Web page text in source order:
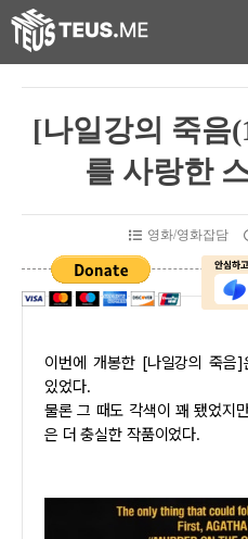
[나일강의 죽음
를 사랑한
영화/영화잡담
이번에 개봉한 [나일강의 죽
있었다.
물론 그 때도 각색이 꽤 됐었지
은 더 충실한 작품이었다.